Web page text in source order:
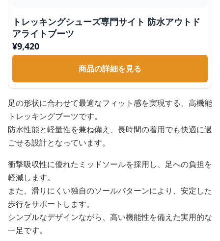
トレッキングシューズ専門サイト 防水アウトド
アライトブーツ
¥9,420
商品の詳細を見る
足の形状に合わせて最適なフィット感を実現する、高機能
トレッキングブーツです。
防水性能と軽量性を兼ね備え、長時間の着用でも快適に過
ごせる設計となっています。
衝撃吸収性に優れたミッドソールを採用し、足への負担を
軽減します。
また、滑りにくい独自のソールパターンにより、安定した
歩行をサポートします。
シンプルなデザインながら、高い機能性を備えた実用的な
一足です。